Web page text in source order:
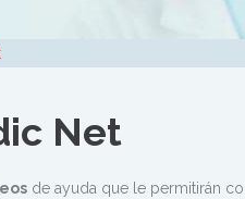
Net
de ayuda que le permitirán